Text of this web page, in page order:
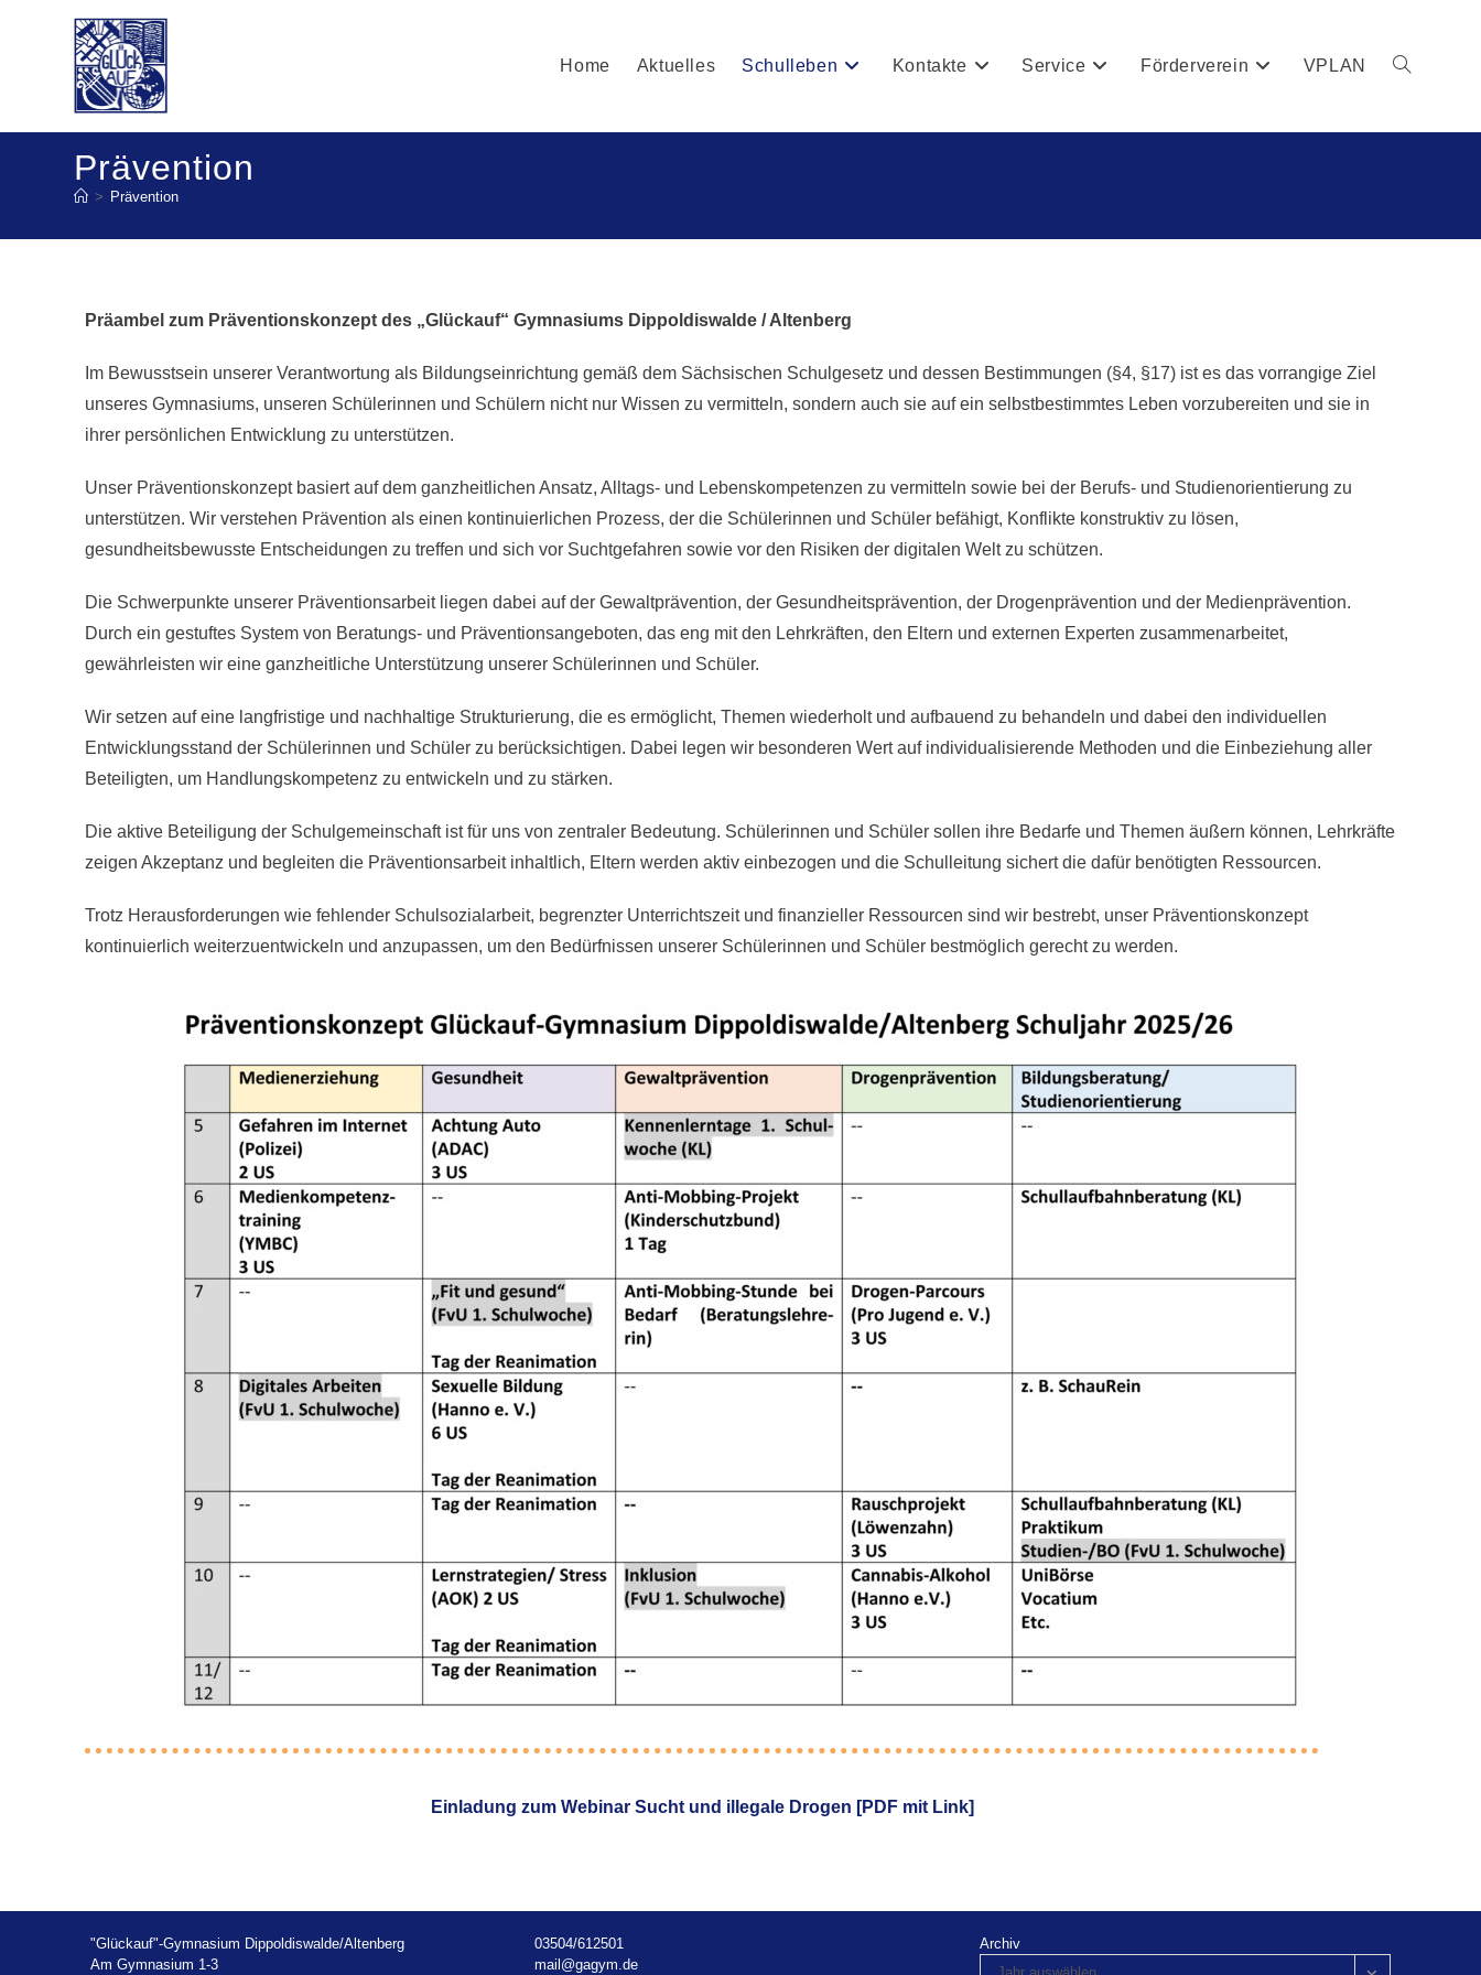
Home Aktuelles Schulleben Kontakte Service Förderverein VPLAN
Prävention
> Prävention
Präambel zum Präventionskonzept des „Glückauf“ Gymnasiums Dippoldiswalde / Altenberg
Im Bewusstsein unserer Verantwortung als Bildungseinrichtung gemäß dem Sächsischen Schulgesetz und dessen Bestimmungen (§4, §17) ist es das vorrangige Ziel
unseres Gymnasiums, unseren Schülerinnen und Schülern nicht nur Wissen zu vermitteln, sondern auch sie auf ein selbstbestimmtes Leben vorzubereiten und sie in
ihrer persönlichen Entwicklung zu unterstützen.
Unser Präventionskonzept basiert auf dem ganzheitlichen Ansatz, Alltags- und Lebenskompetenzen zu vermitteln sowie bei der Berufs- und Studienorientierung zu
unterstützen. Wir verstehen Prävention als einen kontinuierlichen Prozess, der die Schülerinnen und Schüler befähigt, Konflikte konstruktiv zu lösen,
gesundheitsbewusste Entscheidungen zu treffen und sich vor Suchtgefahren sowie vor den Risiken der digitalen Welt zu schützen.
Die Schwerpunkte unserer Präventionsarbeit liegen dabei auf der Gewaltprävention, der Gesundheitsprävention, der Drogenprävention und der Medienprävention.
Durch ein gestuftes System von Beratungs- und Präventionsangeboten, das eng mit den Lehrkräften, den Eltern und externen Experten zusammenarbeitet,
gewährleisten wir eine ganzheitliche Unterstützung unserer Schülerinnen und Schüler.
Wir setzen auf eine langfristige und nachhaltige Strukturierung, die es ermöglicht, Themen wiederholt und aufbauend zu behandeln und dabei den individuellen
Entwicklungsstand der Schülerinnen und Schüler zu berücksichtigen. Dabei legen wir besonderen Wert auf individualisierende Methoden und die Einbeziehung aller
Beteiligten, um Handlungskompetenz zu entwickeln und zu stärken.
Die aktive Beteiligung der Schulgemeinschaft ist für uns von zentraler Bedeutung. Schülerinnen und Schüler sollen ihre Bedarfe und Themen äußern können, Lehrkräfte
zeigen Akzeptanz und begleiten die Präventionsarbeit inhaltlich, Eltern werden aktiv einbezogen und die Schulleitung sichert die dafür benötigten Ressourcen.
Trotz Herausforderungen wie fehlender Schulsozialarbeit, begrenzter Unterrichtszeit und finanzieller Ressourcen sind wir bestrebt, unser Präventionskonzept
kontinuierlich weiterzuentwickeln und anzupassen, um den Bedürfnissen unserer Schülerinnen und Schüler bestmöglich gerecht zu werden.
Einladung zum Webinar Sucht und illegale Drogen [PDF mit Link]
"Glückauf"-Gymnasium Dippoldiswalde/Altenberg
Am Gymnasium 1-3
03504/612501
mail@gagym.de
Archiv